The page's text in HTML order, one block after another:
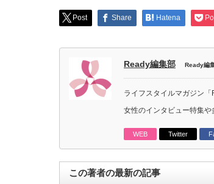
Post Share Hatena
Ready編集部 Ready編
ライフスタイルマガジン「
女性のインタビュー特集や
WEB Twitter
この著者の最新の記事